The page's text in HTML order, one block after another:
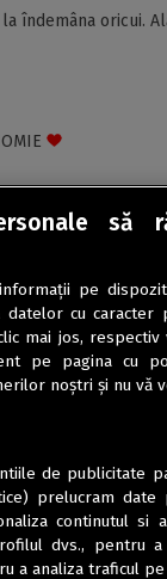
îndemâna oricui.
să
pe
cu caracter
mai jos, respectiv
pe pagina cu
noștri și nu vă
de publicitate
prelucram date
continutul si
dvs., pentru
a analiza traficul